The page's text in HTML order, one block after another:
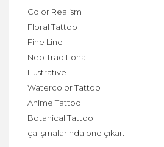
Color Realism
Floral Tattoo
Fine Line
Neo Traditional
Illustrative
Watercolor Tattoo
Anime Tattoo
Botanical Tattoo
çalışmalarında öne çıkar.